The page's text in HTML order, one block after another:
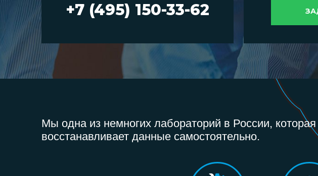
+7 (495) 150-33-62
Мы одна из немногих лабораторий в России, которая
восстанавливает данные самостоятельно.